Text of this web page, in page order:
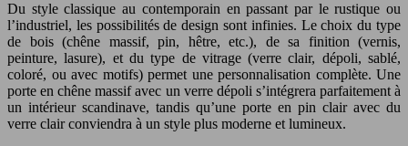
Du style classique au contemporain en passant par le rustique ou
l’industriel, les possibilités de design sont infinies. Le choix du type
de bois (chêne massif, pin, hêtre, etc.), de sa finition (vernis,
peinture, lasure), et du type de vitrage (verre clair, dépoli, sablé,
coloré, ou avec motifs) permet une personnalisation complète. Une
porte en chêne massif avec un verre dépoli s’intégrera parfaitement à
un intérieur scandinave, tandis qu’une porte en pin clair avec du
verre clair conviendra à un style plus moderne et lumineux.